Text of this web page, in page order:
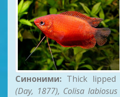
Синоними: Thick lipped
(Day, 1877), Colisa